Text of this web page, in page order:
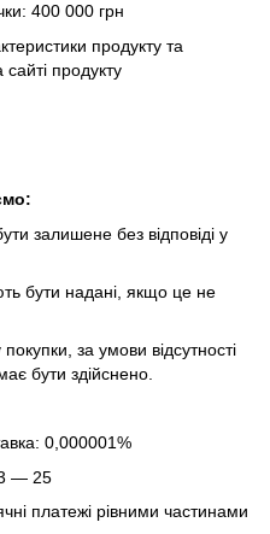
400 000 грн
продукту та
продукту
залишене без відповіді у
бути надані, якщо це не
за умови відсутності
бути здійснено.
0,000001%
3 — 25
платежі рівними частинами